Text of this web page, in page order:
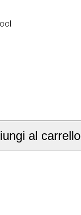
al carrello